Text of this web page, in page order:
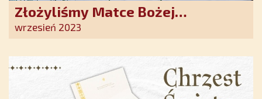
Złożyliśmy Matce Bożej
Ostrobramskiej pozłacane wotum
wrzesień 2023